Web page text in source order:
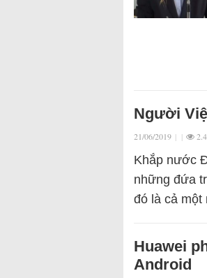
Người
21/06/2019 | |
Khắp nước
những đứa
đó là cả
Huawei
Android